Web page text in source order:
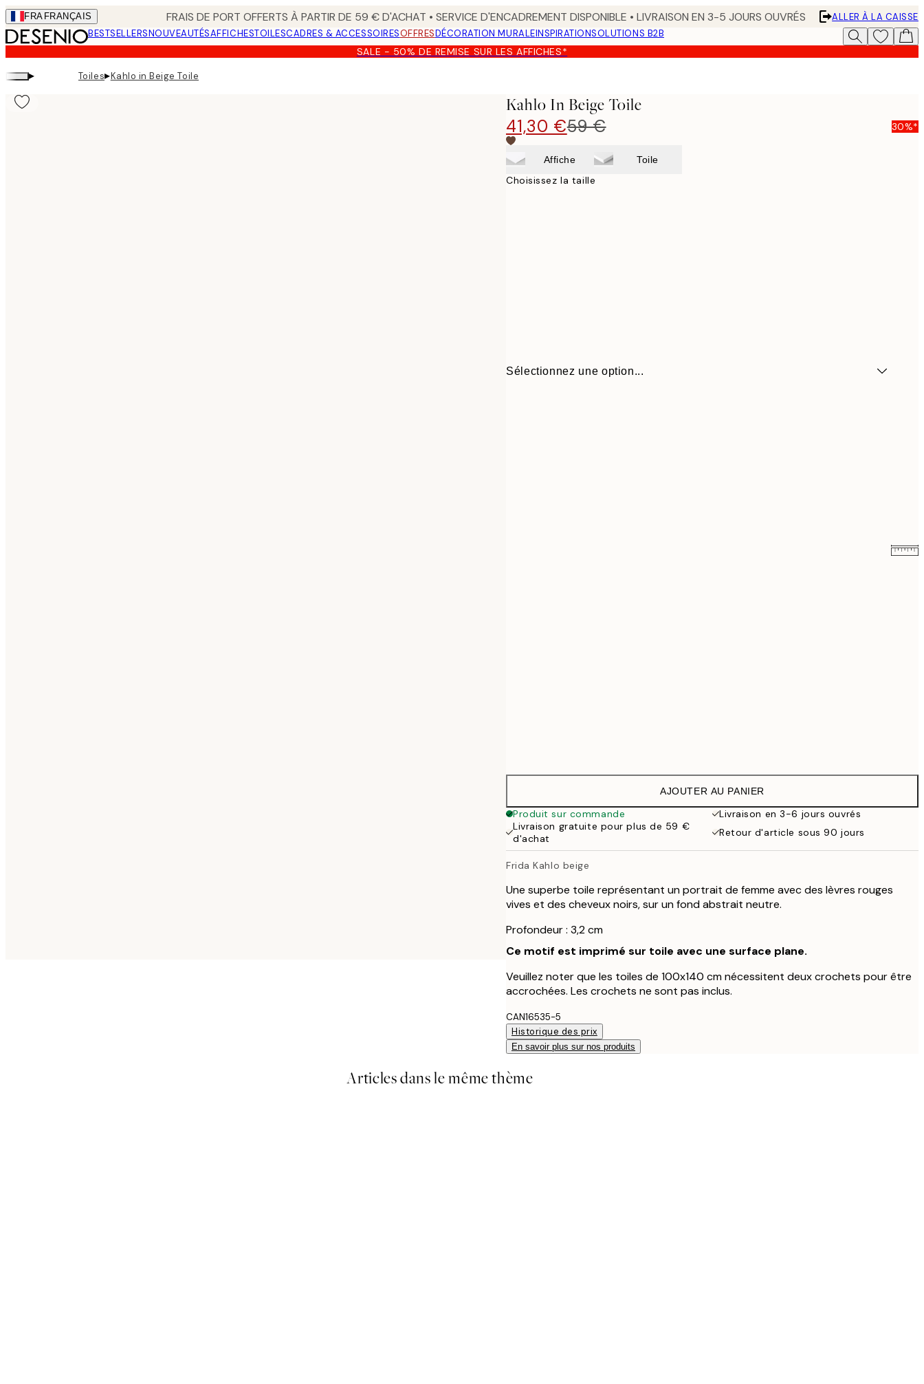
Skip
to
main
content.
FRA FRANÇAIS FRAIS DE PORT OFFERTS À PARTIR DE 59 € D'ACHAT • SERVICE D'ENCADREMENT DISPONIBLE • LIVRAISON EN 3-5 JOURS OUVRÉS
ALLER À LA CAISSE
BESTSELLERSNOUVEAUTÉSAFFICHESTOILESCADRES & ACCESSOIRESOFFRESDÉCORATION MURALEINSPIRATIONSOLUTIONS B2B
SALE - 50% DE REMISE SUR LES AFFICHES*
▸ Toiles▸Kahlo in Beige Toile
Kahlo In Beige Toile
41,30 €59 € 30%*
Affiche Toile
Choisissez la taille
Sélectionnez une option...
AJOUTER AU PANIER
Produit sur commande
Livraison en 3-6 jours ouvrés
Livraison gratuite pour plus de 59 €
d'achat
Retour d'article sous 90 jours
Frida Kahlo beige
Une superbe toile représentant un portrait de femme avec des lèvres rouges
vives et des cheveux noirs, sur un fond abstrait neutre.
Profondeur : 3,2 cm
Ce motif est imprimé sur toile avec une surface plane.
Veuillez noter que les toiles de 100x140 cm nécessitent deux crochets pour être
accrochées. Les crochets ne sont pas inclus.
CAN16535-5
Historique des prix
En savoir plus sur nos produits
Articles dans le même thème